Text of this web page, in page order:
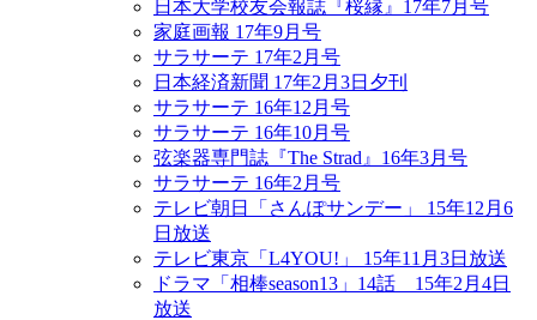
日本大学校友会報誌『桜縁』17年7月号
家庭画報 17年9月号
サラサーテ 17年2月号
日本経済新聞 17年2月3日夕刊
サラサーテ 16年12月号
サラサーテ 16年10月号
弦楽器専門誌『The Strad』16年3月号
サラサーテ 16年2月号
テレビ朝日「さんぽサンデー」 15年12月6
日放送
テレビ東京「L4YOU!」 15年11月3日放送
ドラマ「相棒season13」14話 15年2月4日
放送